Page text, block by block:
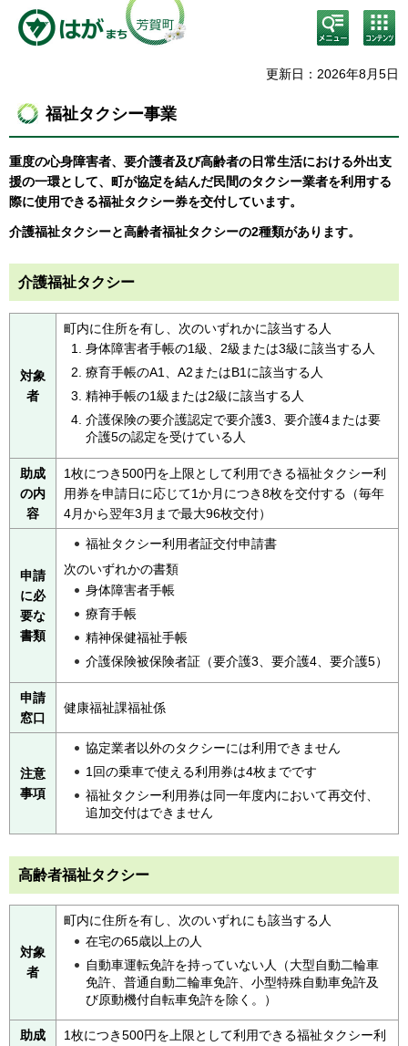
検
索・
メニ
コン
テン
ニュ
更新日：2026年8月5日
福祉タクシー事業
重度の心身障害者、要介護者及び高齢者の日常生活における外出支
援の一環として、町が協定を結んだ民間のタクシー業者を利用する
際に使用できる福祉タクシー券を交付しています。
介護福祉タクシーと高齢者福祉タクシーの2種類があります。
介護福祉タクシー
対象
者
町内に住所を有し、次のいずれかに該当する人
身体障害者手帳の1級、2級または3級に該当する人
療育手帳のA1、A2またはB1に該当する人
精神手帳の1級または2級に該当する人
介護保険の要介護認定で要介護3、要介護4または要
介護5の認定を受けている人
助成
の内
容
1枚につき500円を上限として利用できる福祉タクシー利
用券を申請日に応じて1か月につき8枚を交付する（毎年
4月から翌年3月まで最大96枚交付）
申請
に必
要な
書類
福祉タクシー利用者証交付申請書
次のいずれかの書類
身体障害者手帳
療育手帳
精神保健福祉手帳
介護保険被保険者証（要介護3、要介護4、要介護5）
申請
窓口
健康福祉課福祉係
注意
事項
協定業者以外のタクシーには利用できません
1回の乗車で使える利用券は4枚までです
福祉タクシー利用券は同一年度内において再交付、
追加交付はできません
高齢者福祉タクシー
対象
者
町内に住所を有し、次のいずれにも該当する人
在宅の65歳以上の人
自動車運転免許を持っていない人（大型自動二輪車
免許、普通自動二輪車免許、小型特殊自動車免許及
び原動機付自転車免許を除く。）
助成
1枚につき500円を上限として利用できる福祉タクシー利